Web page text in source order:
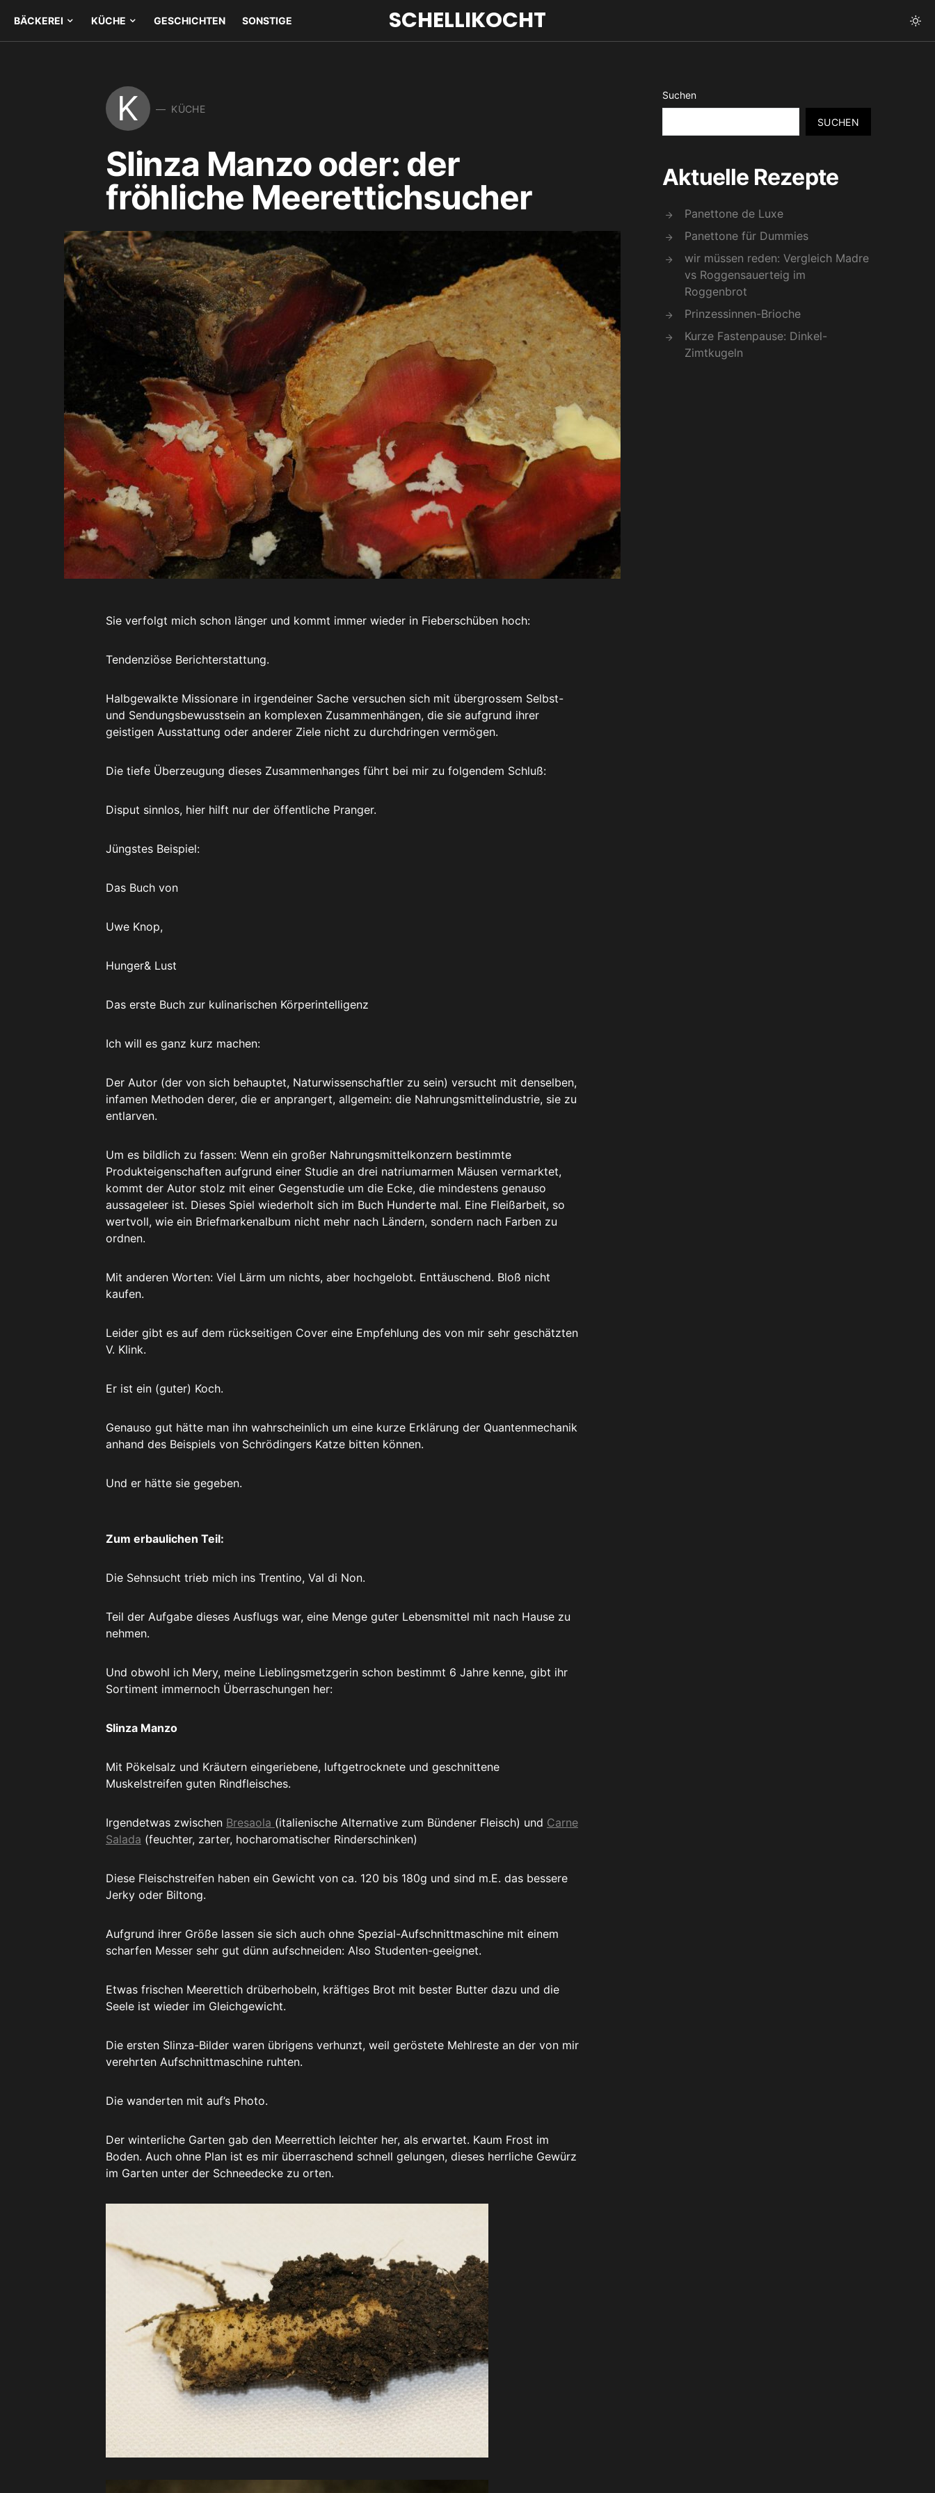
BÄCKEREI KÜCHE GESCHICHTEN SONSTIGE SCHELLIKOCHT
K KÜCHE
Slinza Manzo oder: der
fröhliche Meerettichsucher
Sie verfolgt mich schon länger und kommt immer wieder in Fieberschüben hoch:
Tendenziöse Berichterstattung.
Halbgewalkte Missionare in irgendeiner Sache versuchen sich mit übergrossem Selbst-
und Sendungsbewusstsein an komplexen Zusammenhängen, die sie aufgrund ihrer
geistigen Ausstattung oder anderer Ziele nicht zu durchdringen vermögen.
Die tiefe Überzeugung dieses Zusammenhanges führt bei mir zu folgendem Schluß:
Disput sinnlos, hier hilft nur der öffentliche Pranger.
Jüngstes Beispiel:
Das Buch von
Uwe Knop,
Hunger& Lust
Das erste Buch zur kulinarischen Körperintelligenz
Ich will es ganz kurz machen:
Der Autor (der von sich behauptet, Naturwissenschaftler zu sein) versucht mit denselben,
infamen Methoden derer, die er anprangert, allgemein: die Nahrungsmittelindustrie, sie zu
entlarven.
Um es bildlich zu fassen: Wenn ein großer Nahrungsmittelkonzern bestimmte
Produkteigenschaften aufgrund einer Studie an drei natriumarmen Mäusen vermarktet,
kommt der Autor stolz mit einer Gegenstudie um die Ecke, die mindestens genauso
aussageleer ist. Dieses Spiel wiederholt sich im Buch Hunderte mal. Eine Fleißarbeit, so
wertvoll, wie ein Briefmarkenalbum nicht mehr nach Ländern, sondern nach Farben zu
ordnen.
Mit anderen Worten: Viel Lärm um nichts, aber hochgelobt. Enttäuschend. Bloß nicht
kaufen.
Leider gibt es auf dem rückseitigen Cover eine Empfehlung des von mir sehr geschätzten
V. Klink.
Er ist ein (guter) Koch.
Genauso gut hätte man ihn wahrscheinlich um eine kurze Erklärung der Quantenmechanik
anhand des Beispiels von Schrödingers Katze bitten können.
Und er hätte sie gegeben.
Zum erbaulichen Teil:
Die Sehnsucht trieb mich ins Trentino, Val di Non.
Teil der Aufgabe dieses Ausflugs war, eine Menge guter Lebensmittel mit nach Hause zu
nehmen.
Und obwohl ich Mery, meine Lieblingsmetzgerin schon bestimmt 6 Jahre kenne, gibt ihr
Sortiment immernoch Überraschungen her:
Slinza Manzo
Mit Pökelsalz und Kräutern eingeriebene, luftgetrocknete und geschnittene
Muskelstreifen guten Rindfleisches.
Irgendetwas zwischen Bresaola (italienische Alternative zum Bündener Fleisch) und Carne
Salada (feuchter, zarter, hocharomatischer Rinderschinken)
Diese Fleischstreifen haben ein Gewicht von ca. 120 bis 180g und sind m.E. das bessere
Jerky oder Biltong.
Aufgrund ihrer Größe lassen sie sich auch ohne Spezial-Aufschnittmaschine mit einem
scharfen Messer sehr gut dünn aufschneiden: Also Studenten-geeignet.
Etwas frischen Meerettich drüberhobeln, kräftiges Brot mit bester Butter dazu und die
Seele ist wieder im Gleichgewicht.
Die ersten Slinza-Bilder waren übrigens verhunzt, weil geröstete Mehlreste an der von mir
verehrten Aufschnittmaschine ruhten.
Die wanderten mit auf’s Photo.
Der winterliche Garten gab den Meerrettich leichter her, als erwartet. Kaum Frost im
Boden. Auch ohne Plan ist es mir überraschend schnell gelungen, dieses herrliche Gewürz
im Garten unter der Schneedecke zu orten.
Suchen
SUCHEN
Aktuelle Rezepte
Panettone de Luxe
Panettone für Dummies
wir müssen reden: Vergleich Madre
vs Roggensauerteig im
Roggenbrot
Prinzessinnen-Brioche
Kurze Fastenpause: Dinkel-
Zimtkugeln